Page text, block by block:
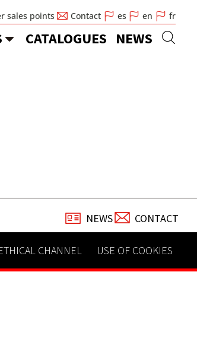
sales points Contact es en fr
CATALOGUES NEWS
NEWS CONTACT
CHANNEL USE OF COOKIES